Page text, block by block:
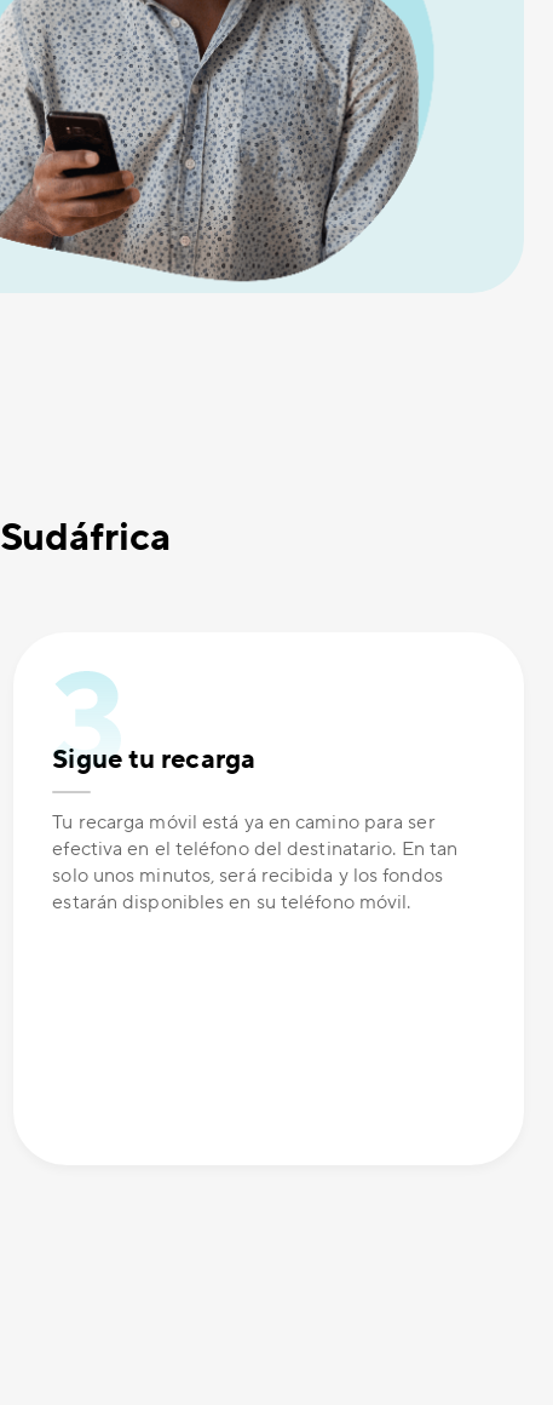
Sigue tu recarga
Tu recarga móvil está ya en camino para ser
efectiva en el teléfono del destinatario. En tan
solo unos minutos, será recibida y los fondos
estarán disponibles en su teléfono móvil.